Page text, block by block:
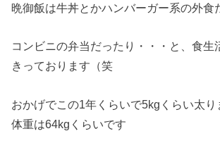
晩御飯は牛丼とかハンバーガー系の外食
コンビニの弁当だったり・・・と、食生
きっております（笑
おかげでこの1年くらいで5kgくらい太り
体重は64kgくらいです